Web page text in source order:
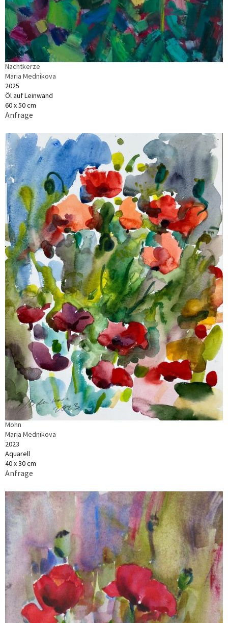
Nachtkerze
Maria Mednikova
2025
Öl auf Leinwand
60 x 50 cm
Anfrage
Mohn
Maria Mednikova
2023
Aquarell
40 x 30 cm
Anfrage